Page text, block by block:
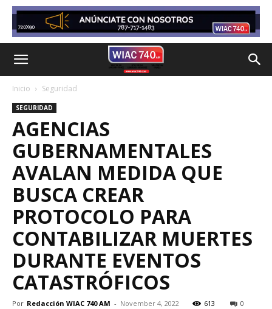
Inicio Seguridad
SEGURIDAD
AGENCIAS
GUBERNAMENTALES
AVALAN MEDIDA QUE
BUSCA CREAR
PROTOCOLO PARA
CONTABILIZAR MUERTES
DURANTE EVENTOS
CATASTRÓFICOS
Por Redacción WIAC 740 AM - November 4, 2022 613 0